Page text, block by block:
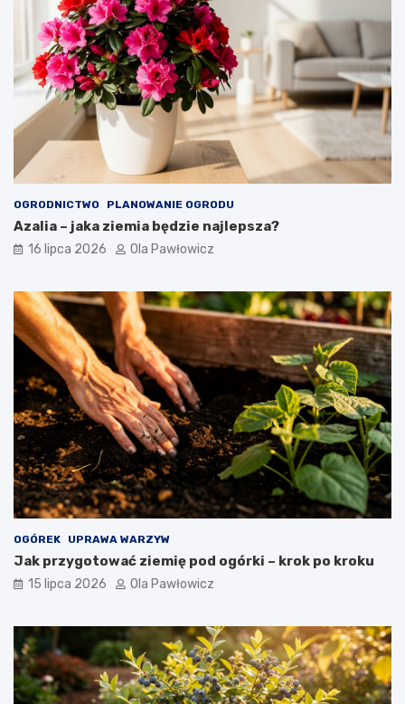
OGRODNICTWO PLANOWANIE OGRODU
Azalia – jaka ziemia będzie najlepsza?
16 lipca 2026 Ola Pawłowicz
OGÓREK UPRAWA WARZYW
Jak przygotować ziemię pod ogórki – krok po kroku
15 lipca 2026 Ola Pawłowicz